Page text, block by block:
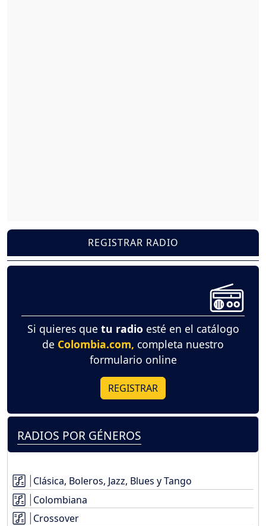
REGISTRAR RADIO
Si quieres que tu radio esté en el catálogo
de Colombia.com, completa nuestro
formulario online
REGISTRAR
RADIOS POR GÉNEROS
Clásica, Boleros, Jazz, Blues y Tango
Colombiana
Crossover